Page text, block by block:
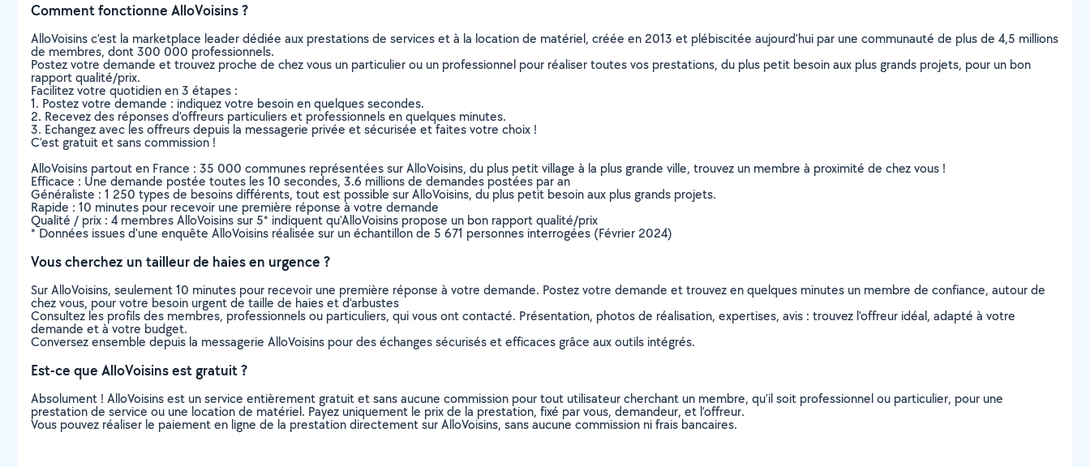
Comment fonctionne AlloVoisins ?
AlloVoisins c’est la marketplace leader dédiée aux prestations de services et à la location de matériel, créée en 2013 et plébiscitée aujourd’hui par une communauté de plus de 4,5 millions
de membres, dont 300 000 professionnels.
Postez votre demande et trouvez proche de chez vous un particulier ou un professionnel pour réaliser toutes vos prestations, du plus petit besoin aux plus grands projets, pour un bon
rapport qualité/prix.
Facilitez votre quotidien en 3 étapes :
1. Postez votre demande : indiquez votre besoin en quelques secondes.
2. Recevez des réponses d’offreurs particuliers et professionnels en quelques minutes.
3. Echangez avec les offreurs depuis la messagerie privée et sécurisée et faites votre choix !
C’est gratuit et sans commission !
AlloVoisins partout en France : 35 000 communes représentées sur AlloVoisins, du plus petit village à la plus grande ville, trouvez un membre à proximité de chez vous !
Efficace : Une demande postée toutes les 10 secondes, 3.6 millions de demandes postées par an
Généraliste : 1 250 types de besoins différents, tout est possible sur AlloVoisins, du plus petit besoin aux plus grands projets.
Rapide : 10 minutes pour recevoir une première réponse à votre demande
Qualité / prix : 4 membres AlloVoisins sur 5* indiquent qu’AlloVoisins propose un bon rapport qualité/prix
* Données issues d’une enquête AlloVoisins réalisée sur un échantillon de 5 671 personnes interrogées (Février 2024)
Vous cherchez un tailleur de haies en urgence ?
Sur AlloVoisins, seulement 10 minutes pour recevoir une première réponse à votre demande. Postez votre demande et trouvez en quelques minutes un membre de confiance, autour de
chez vous, pour votre besoin urgent de taille de haies et d'arbustes
Consultez les profils des membres, professionnels ou particuliers, qui vous ont contacté. Présentation, photos de réalisation, expertises, avis : trouvez l'offreur idéal, adapté à votre
demande et à votre budget.
Conversez ensemble depuis la messagerie AlloVoisins pour des échanges sécurisés et efficaces grâce aux outils intégrés.
Est-ce que AlloVoisins est gratuit ?
Absolument ! AlloVoisins est un service entièrement gratuit et sans aucune commission pour tout utilisateur cherchant un membre, qu’il soit professionnel ou particulier, pour une
prestation de service ou une location de matériel. Payez uniquement le prix de la prestation, fixé par vous, demandeur, et l’offreur.
Vous pouvez réaliser le paiement en ligne de la prestation directement sur AlloVoisins, sans aucune commission ni frais bancaires.